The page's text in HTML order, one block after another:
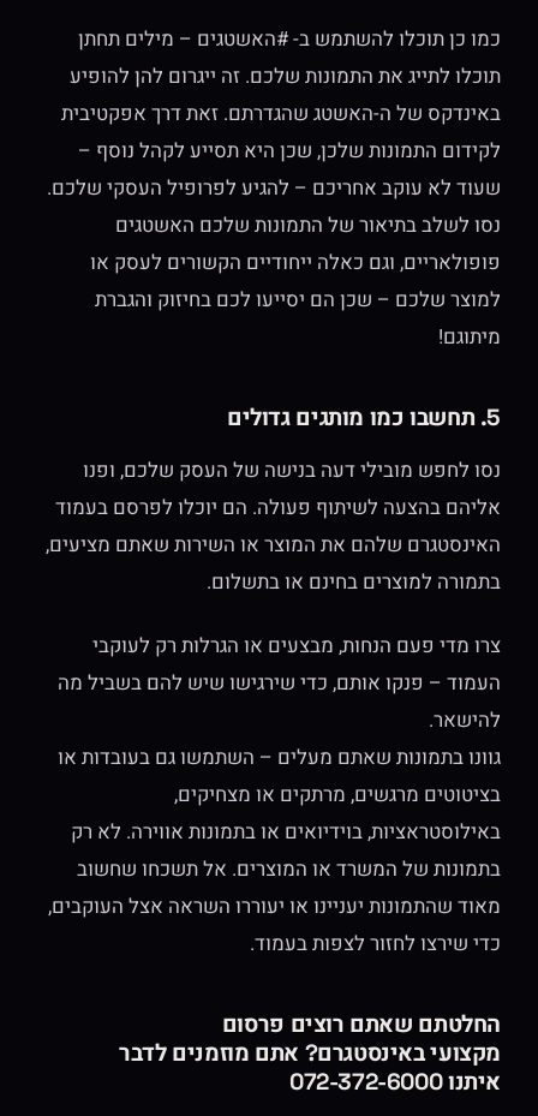
כמו כן תוכלו להשתמש ב- #האשטגים – מילים תחתן
תוכלו לתייג את התמונות שלכם. זה ייגרום להן להופיע
באינדקס של ה-האשטג שהגדרתם. זאת דרך אפקטיבית
לקידום התמונות שלכן, שכן היא תסייע לקהל נוסף –
שעוד לא עוקב אחריכם – להגיע לפרופיל העסקי שלכם.
נסו לשלב בתיאור של התמונות שלכם האשטגים
פופולאריים, וגם כאלה ייחודיים הקשורים לעסק או
למוצר שלכם – שכן הם יסייעו לכם בחיזוק והגברת
מיתוגם!
5. תחשבו כמו מותגים גדולים
נסו לחפש מובילי דעה בנישה של העסק שלכם, ופנו
אליהם בהצעה לשיתוף פעולה. הם יוכלו לפרסם בעמוד
האינסטגרם שלהם את המוצר או השירות שאתם מציעים,
בתמורה למוצרים בחינם או בתשלום.
צרו מדי פעם הנחות, מבצעים או הגרלות רק לעוקבי
העמוד – פנקו אותם, כדי שירגישו שיש להם בשביל מה
להישאר.
גוונו בתמונות שאתם מעלים – השתמשו גם בעובדות או
בציטוטים מרגשים, מרתקים או מצחיקים,
באילוסטראציות, בוידיואים או בתמונות אווירה. לא רק
בתמונות של המשרד או המוצרים. אל תשכחו שחשוב
מאוד שהתמונות יעניינו או יעוררו השראה אצל העוקבים,
כדי שירצו לחזור לצפות בעמוד.
החלטתם שאתם רוצים פרסום
מקצועי באינסטגרם? אתם מוזמנים לדבר
איתנו 072-372-6000